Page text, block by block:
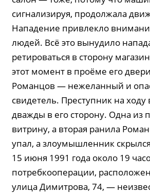
сигнализируя, продолжала
Нападение привлекло
людей. Всё это вынудило
ретироваться в сторону
этот момент в проёме его
Романцов — нежеланный и
свидетель. Преступник на ходу
дважды в его сторону. Одна из
витрину, а вторая ранила
упал, а злоумышленник
15 июня 1991 года около 19
потребкооперации,
улица Димитрова, 74, —